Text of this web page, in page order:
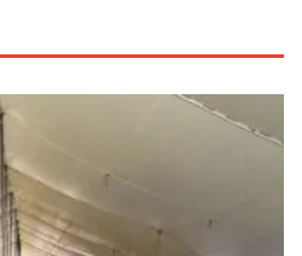
en las Aulas? La
acusa que la
prometida no llegó al
México